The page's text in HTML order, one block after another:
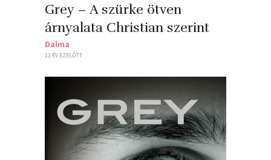
Grey – A szürke ötven
árnyalata Christian szerint
Dalma
11 ÉV EZELŐTT